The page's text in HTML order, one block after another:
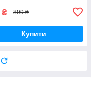
₴ 899 ₴
Купити